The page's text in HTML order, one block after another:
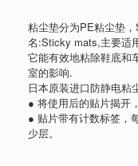
粘尘垫分为PE粘尘垫
名:Sticky mats,主要适
它能有效地粘除鞋底和
室的影响.
日本原装进口防静电粘
● 将使用后的贴片揭开
● 贴片带有计数标签，
少层。